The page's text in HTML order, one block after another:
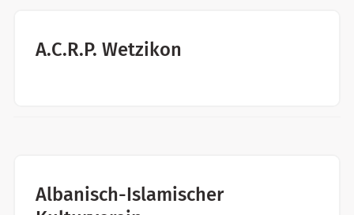
A.C.R.P. Wetzikon
Albanisch-Islamischer